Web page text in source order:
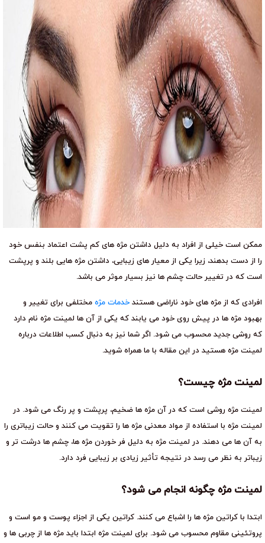
ممکن است خیلی از افراد به دلیل داشتن مژه های کم پشت اعتماد بنفس خود
را از دست بدهند، زیرا یکی از معیار های زیبایی، داشتن مژه هایی بلند و پرپشت
است که در تغییر حالت چشم ها نیز بسیار موثر می باشد.
افرادی که از مژه های خود ناراضی هستند خدمات مژه مختلفی برای تغییر و
بهبود مژه ها در پیش روی خود می یابند که یکی از آن ها لمینت مژه نام دارد
که روشی جدید محسوب می شود. اگر شما نیز به دنبال کسب اطلاعات درباره
لمینت مژه هستید در این مقاله با ما همراه شوید.
لمینت مژه چیست؟
لمینت مژه روشی است که در آن مژه ها ضخیم، پرپشت و پر رنگ می شود. در
لمینت مژه با استفاده از مواد معدنی مژه ها را تقویت می کنند و حالت زیباتری را
به آن ها می دهند. در لمینت مژه به دلیل فر خوردن مژه ها، چشم ها درشت تر و
زیباتر به نظر می رسد در نتیجه تأثیر زیادی بر زیبایی فرد دارد.
لمینت مژه چگونه انجام می شود؟
ابتدا با کراتین مژه ها را اشباع می کنند. کراتین یکی از اجزاء پوست و مو است و
پروتئینی مقاوم محسوب می شود. برای لمینت مژه ابتدا باید مژه ها از چربی ها و